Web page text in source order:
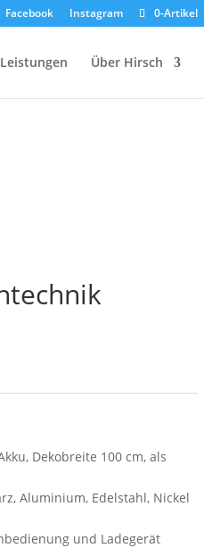
Facebook Instagram 0-Artikel
Leistungen Über Hirsch
Dekobreite 100 cm, als
Aluminium, Edelstahl, Nickel
und Ladegerät